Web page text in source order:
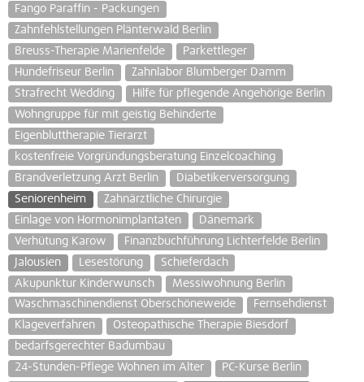
Fango Paraffin - Packungen
Zahnfehlstellungen Plänterwald Berlin
Breuss-Therapie Marienfelde
Parkettleger
Hundefriseur Berlin
Zahnlabor Blumberger Damm
Strafrecht Wedding
Hilfe für pflegende Angehörige Berlin
Wohngruppe für mit geistig Behinderte
Eigenbluttherapie Tierarzt
kostenfreie Vorgründungsberatung Einzelcoaching
Brandverletzung Arzt Berlin
Diabetikerversorgung
Seniorenheim
Zahnärztliche Chirurgie
Einlage von Hormonimplantaten
Dänemark
Verhütung Karow
Finanzbuchführung Lichterfelde Berlin
Jalousien
Lesestörung
Schieferdach
Akupunktur Kinderwunsch
Messiwohnung Berlin
Waschmaschinendienst Oberschöneweide
Fernsehdienst
Klageverfahren
Osteopathische Therapie Biesdorf
bedarfsgerechter Badumbau
24-Stunden-Pflege Wohnen im Alter
PC-Kurse Berlin